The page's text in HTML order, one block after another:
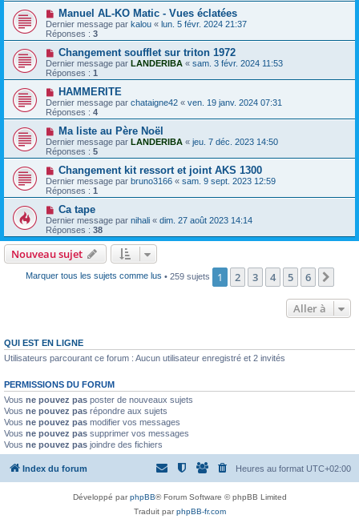
Manuel AL-KO Matic - Vues éclatées
Dernier message par kalou « lun. 5 févr. 2024 21:37
Réponses : 3
Changement soufflet sur triton 1972
Dernier message par LANDERIBA « sam. 3 févr. 2024 11:53
Réponses : 1
HAMMERITE
Dernier message par chataigne42 « ven. 19 janv. 2024 07:31
Réponses : 4
Ma liste au Père Noël
Dernier message par LANDERIBA « jeu. 7 déc. 2023 14:50
Réponses : 5
Changement kit ressort et joint AKS 1300
Dernier message par bruno3166 « sam. 9 sept. 2023 12:59
Réponses : 1
Ca tape
Dernier message par nihali « dim. 27 août 2023 14:14
Réponses : 38
Nouveau sujet
Marquer tous les sujets comme lus • 259 sujets 1 2 3 4 5 6
Aller à
QUI EST EN LIGNE
Utilisateurs parcourant ce forum : Aucun utilisateur enregistré et 2 invités
PERMISSIONS DU FORUM
Vous ne pouvez pas poster de nouveaux sujets
Vous ne pouvez pas répondre aux sujets
Vous ne pouvez pas modifier vos messages
Vous ne pouvez pas supprimer vos messages
Vous ne pouvez pas joindre des fichiers
Index du forum Heures au format UTC+02:00
Développé parphpBB® Forum Software © phpBB Limited
Traduit parphpBB-fr.com